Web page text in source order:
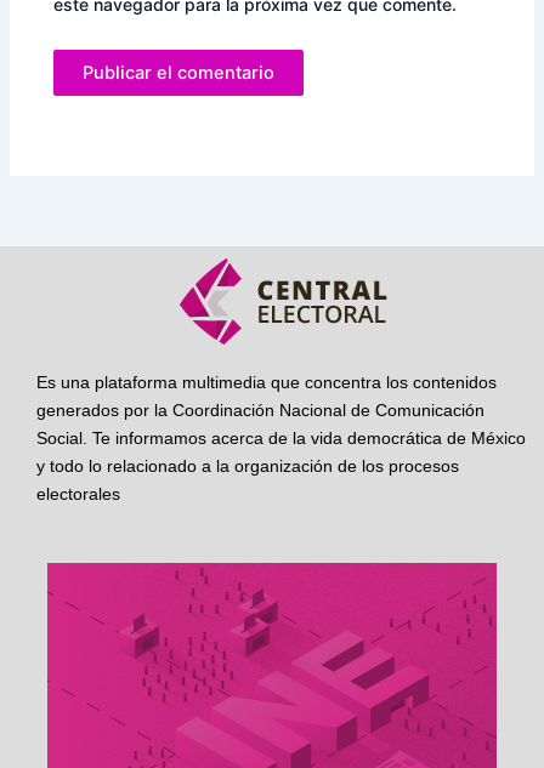
Es una plataforma multimedia que concentra los contenidos
generados por la Coordinación Nacional de Comunicación
Social. Te informamos acerca de la vida democrática de México
y todo lo relacionado a la organización de los procesos
electorales